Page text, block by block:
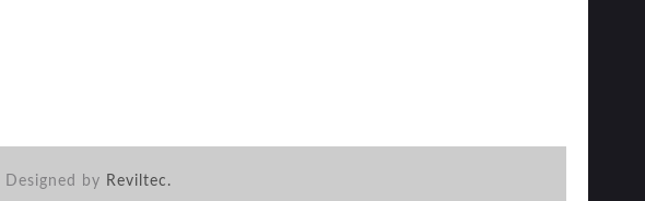
Designed by Reviltec.